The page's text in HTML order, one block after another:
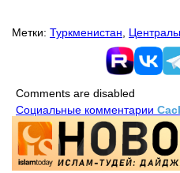
Метки: Туркменистан
Comments are disabled
Социальные комментарии